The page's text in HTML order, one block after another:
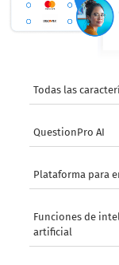
Todas las
QuestionPro AI
Plataforma para
Funciones de
artificial